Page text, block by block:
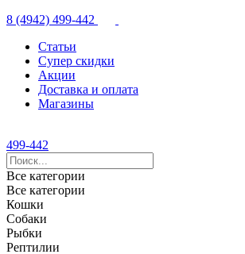
8 (4942) 499-442
Статьи
Супер скидки
Акции
Доставка и оплата
Магазины
499-442
Все категории
Все категории
Кошки
Собаки
Рыбки
Рептилии